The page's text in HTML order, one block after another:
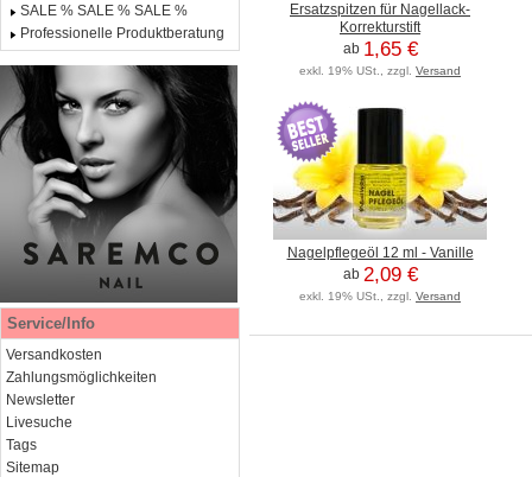
Ersatzspitzen für Nagellack-
Korrekturstift
ab 1,65 €
exkl. 19% USt., zzgl. Versand
Nagelpflegeöl 12 ml - Vanille
ab 2,09 €
exkl. 19% USt., zzgl. Versand
SALE % SALE % SALE %
Professionelle Produktberatung
Service/Info
Versandkosten
Zahlungsmöglichkeiten
Newsletter
Livesuche
Tags
Sitemap